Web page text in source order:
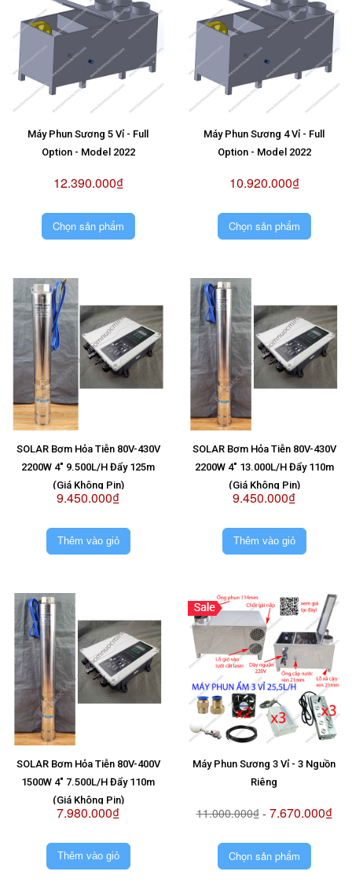
Máy Phun Sương 5 Vỉ - Full
Option - Model 2022
12.390.000₫
Chọn sản phẩm
Máy Phun Sương 4 Vỉ - Full
Option - Model 2022
10.920.000₫
Chọn sản phẩm
SOLAR Bơm Hỏa Tiễn 80V-430V
2200W 4" 9.500L/H Đẩy 125m
(Giá Không Pin)
9.450.000₫
Thêm vào giỏ
SOLAR Bơm Hỏa Tiễn 80V-430V
2200W 4" 13.000L/H Đẩy 110m
(Giá Không Pin)
9.450.000₫
Thêm vào giỏ
SOLAR Bơm Hỏa Tiễn 80V-400V
1500W 4" 7.500L/H Đẩy 110m
(Giá Không Pin)
7.980.000₫
Thêm vào giỏ
Máy Phun Sương 3 Vỉ - 3 Nguồn
Riêng
11.000.000₫- 7.670.000₫
Chọn sản phẩm